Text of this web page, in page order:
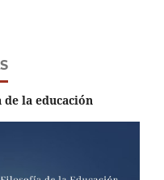
la educación